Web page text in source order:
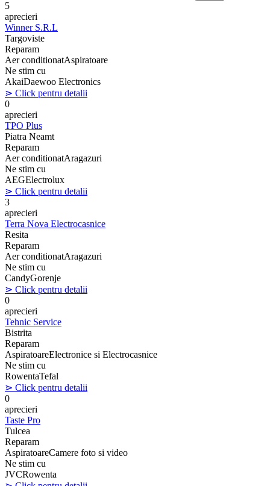
5
aprecieri
Winner S.R.L
Targoviste
Reparam
Aer conditionatAspiratoare
Ne stim cu
AkaiDaewoo Electronics
⋗ Click pentru detalii
0
aprecieri
TPO Plus
Piatra Neamt
Reparam
Aer conditionatAragazuri
Ne stim cu
AEGElectrolux
⋗ Click pentru detalii
3
aprecieri
Terra Nova Electrocasnice
Resita
Reparam
Aer conditionatAragazuri
Ne stim cu
CandyGorenje
⋗ Click pentru detalii
0
aprecieri
Tehnic Service
Bistrita
Reparam
AspiratoareElectronice si Electrocasnice
Ne stim cu
RowentaTefal
⋗ Click pentru detalii
0
aprecieri
Taste Pro
Tulcea
Reparam
AspiratoareCamere foto si video
Ne stim cu
JVCRowenta